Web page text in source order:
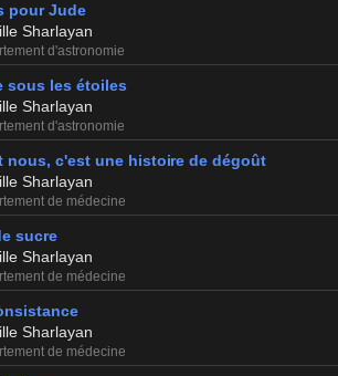
pour Jude
Sharlayan
d'astronomie
sous les étoiles
Sharlayan
d'astronomie
nous, c'est une histoire de dégoût
Sharlayan
de médecine
sucre
Sharlayan
de médecine
Sharlayan
de médecine